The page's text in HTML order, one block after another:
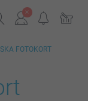
FOTOKORT